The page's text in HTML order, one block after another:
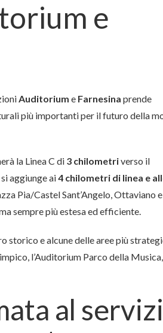
e
Auditorium e Farnesina prende
più importanti per il futuro della
la Linea C di 3 chilometriverso il
aggiunge ai4 chilometri di linea e
Pia/Castel Sant’Angelo, Ottaviano e
sempre più estesa ed efficiente.
storico e alcune delle aree più
l’Auditorium Parco della
al